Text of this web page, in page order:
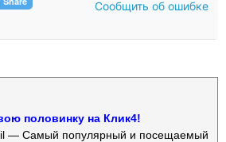
Сообщить об ошибке
половинку на Клик4!
— Самый популярный и посещаемый